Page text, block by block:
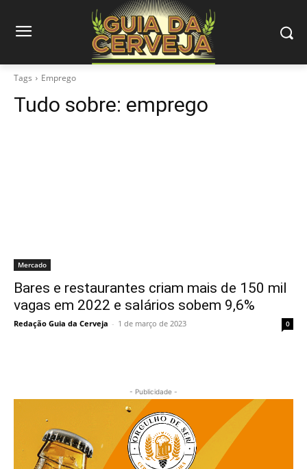
Tags Emprego
Tudo sobre: emprego
Mercado
Bares e restaurantes criam mais de 150 mil
vagas em 2022 e salários sobem 9,6%
Redação Guia da Cerveja - 1 de março de 2023 0
- Publicidade -